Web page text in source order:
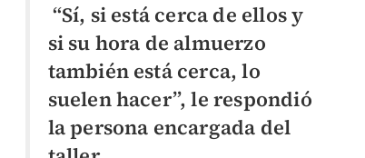
“Sí, si está cerca de ellos y
si su hora de almuerzo
también está cerca, lo
suelen hacer”, le respondió
la persona encargada del